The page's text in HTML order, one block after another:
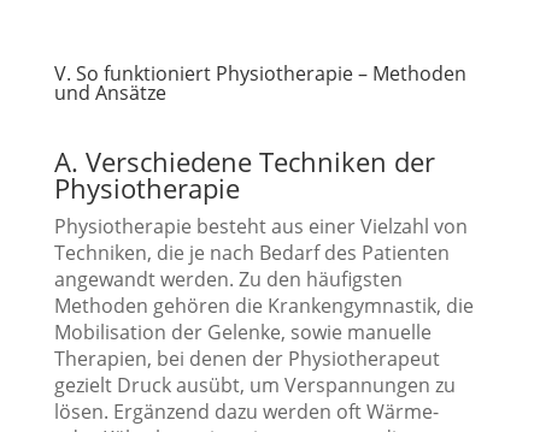
V. So funktioniert Physiotherapie – Methoden
und Ansätze
A. Verschiedene Techniken der
Physiotherapie
Physiotherapie besteht aus einer Vielzahl von
Techniken, die je nach Bedarf des Patienten
angewandt werden. Zu den häufigsten
Methoden gehören die Krankengymnastik, die
Mobilisation der Gelenke, sowie manuelle
Therapien, bei denen der Physiotherapeut
gezielt Druck ausübt, um Verspannungen zu
lösen. Ergänzend dazu werden oft Wärme-